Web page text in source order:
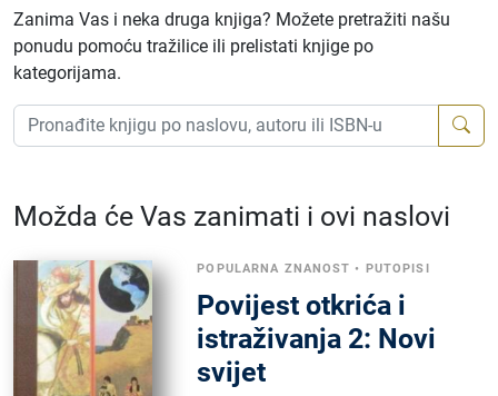
Zanima Vas i neka druga knjiga? Možete pretražiti našu
ponudu pomoću tražilice ili prelistati knjige po
kategorijama.
Možda će Vas zanimati i ovi naslovi
POPULARNA ZNANOST • PUTOPISI
Povijest otkrića i
istraživanja 2: Novi
svijet